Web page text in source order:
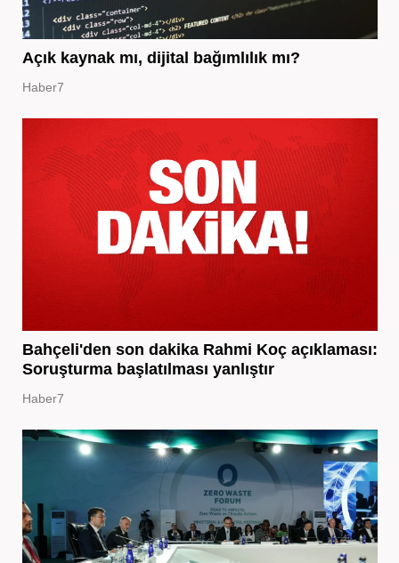
Açık kaynak mı, dijital bağımlılık mı?
Haber7
Bahçeli'den son dakika Rahmi Koç açıklaması:
Soruşturma başlatılması yanlıştır
Haber7